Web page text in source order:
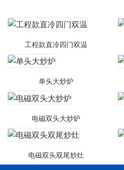
工程款直冷四门双温
单头大炒炉
电磁双头大炒炉
电磁双头双尾炒灶